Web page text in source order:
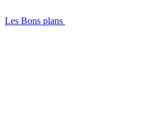
Les Bons plans